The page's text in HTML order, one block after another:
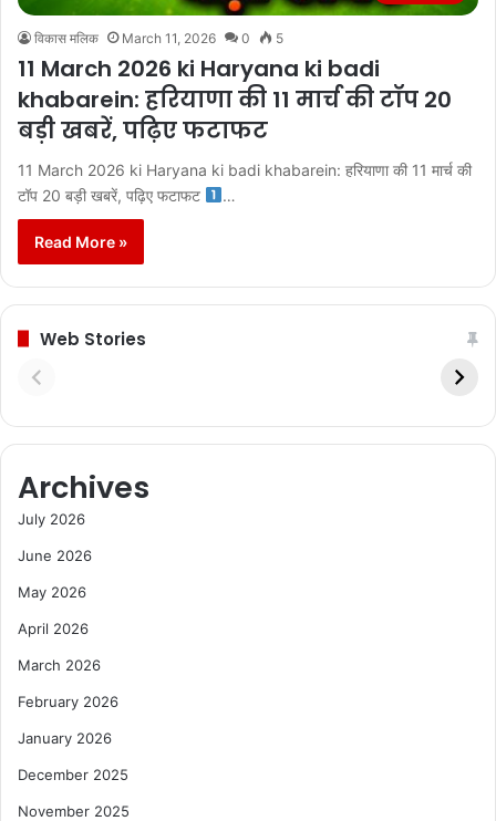
विकास मलिक March 11, 2026 0 5
11 March 2026 ki Haryana ki badi
khabarein: हरियाणा की 11 मार्च की टॉप 20
बड़ी खबरें, पढ़िए फटाफट
11 March 2026 ki Haryana ki badi khabarein: हरियाणा की 11 मार्च की
टॉप 20 बड़ी खबरें, पढ़िए फटाफट
…
Read More »
Web Stories
Archives
July 2026
June 2026
May 2026
April 2026
March 2026
February 2026
January 2026
December 2025
November 2025